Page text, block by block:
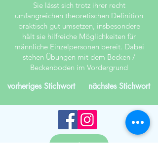
Sie lässt sich trotz ihrer recht
umfangreichen theoretischen Definition
praktisch gut umsetzen, insbesondere
hält sie hilfreiche Möglichkeiten für
männliche Einzelpersonen bereit. Dabei
stehen Übungen mit dem Becken /
Beckenboden im Vordergrund
vorheriges Stichwort nächstes Stichwort